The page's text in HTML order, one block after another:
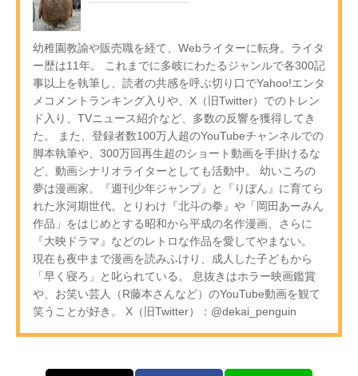
幼稚園教諭や販売職を経て、Webライターに転身。ライタ
ー歴は11年。 これまでに多岐にわたるジャンルで各300記
事以上を執筆し、読者の共感を呼ぶ切り口でYahoo!エンタ
メコメントランキング入りや、X（旧Twitter）でのトレン
ド入り、TVニュース紹介など、多数の反響を獲得してき
た。 また、登録者数100万人超のYouTubeチャンネルでの
脚本執筆や、300万回再生超のショート動画を手掛けるな
ど、動画シナリオライターとしても活動中。 幼いころの
夢は漫画家。『週刊少年ジャンプ』と『りぼん』に育てら
れた氷河期世代。とりわけ『北斗の拳』や「岡田あーみん
作品」をはじめとする昭和から平成の名作漫画、さらに
『大映ドラマ』などのレトロな作品を愛してやまない。
現在も夜中まで漫画を読みふけり、成人した子どもから
「早く寝ろ」と叱られている。 息抜きはホラー映画鑑賞
や、お笑い芸人（R藤本さんなど）のYouTube動画を観て
笑うことが好き。 X（旧Twitter）：@dekai_penguin